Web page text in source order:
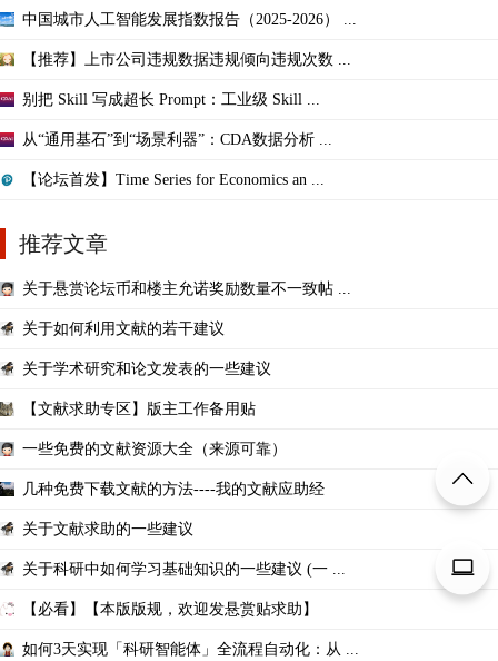
中国城市人工智能发展指数报告（2025-2026） ...
【推荐】上市公司违规数据违规倾向违规次数 ...
别把 Skill 写成超长 Prompt：工业级 Skill ...
从“通用基石”到“场景利器”：CDA数据分析 ...
【论坛首发】Time Series for Economics an ...
推荐文章
关于悬赏论坛币和楼主允诺奖励数量不一致帖 ...
关于如何利用文献的若干建议
关于学术研究和论文发表的一些建议
【文献求助专区】版主工作备用贴
一些免费的文献资源大全（来源可靠）
几种免费下载文献的方法----我的文献应助经
关于文献求助的一些建议
关于科研中如何学习基础知识的一些建议 (一 ...
【必看】【本版版规，欢迎发悬赏贴求助】
如何3天实现「科研智能体」全流程自动化：从 ...